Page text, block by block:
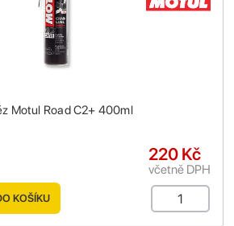
Motul Road C2+ 400ml
220 Kč
včetně DPH
KOŠÍKU